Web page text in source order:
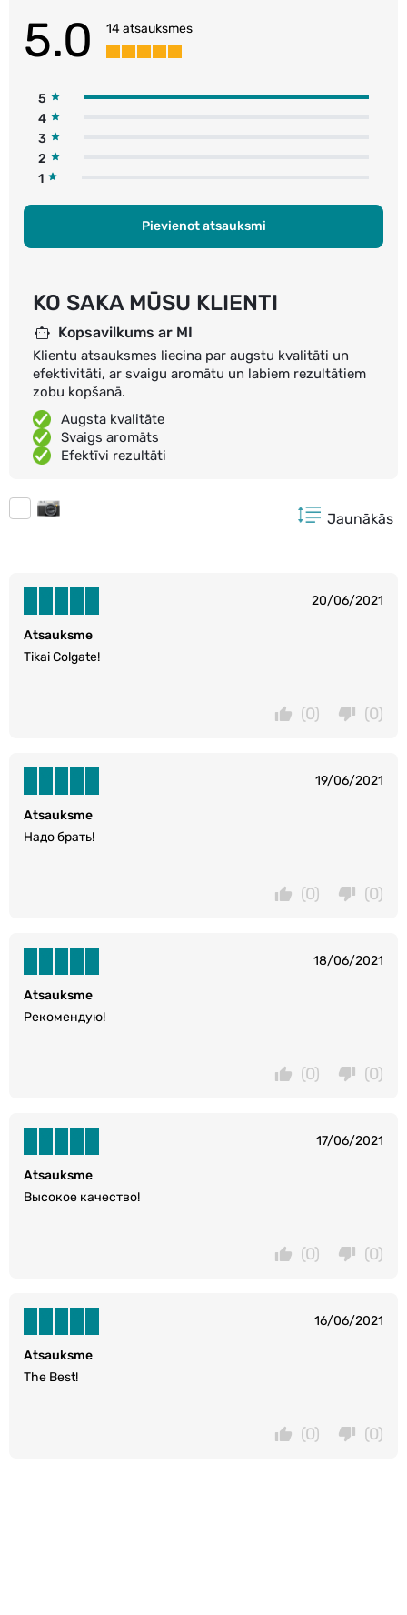
5.0 14 atsauksmes
5
4
3
2
1
Pievienot atsauksmi
KO SAKA MŪSU KLIENTI
Kopsavilkums ar MI
Klientu atsauksmes liecina par augstu kvalitāti un
efektivitāti, ar svaigu aromātu un labiem rezultātiem
zobu kopšanā.
Augsta kvalitāte
Svaigs aromāts
Efektīvi rezultāti
Jaunākās
20/06/2021
Atsauksme
Tikai Colgate!
(0)
(0)
19/06/2021
Atsauksme
Надо брать!
(0)
(0)
18/06/2021
Atsauksme
Рекомендую!
(0)
(0)
17/06/2021
Atsauksme
Высокое качество!
(0)
(0)
16/06/2021
Atsauksme
The Best!
(0)
(0)